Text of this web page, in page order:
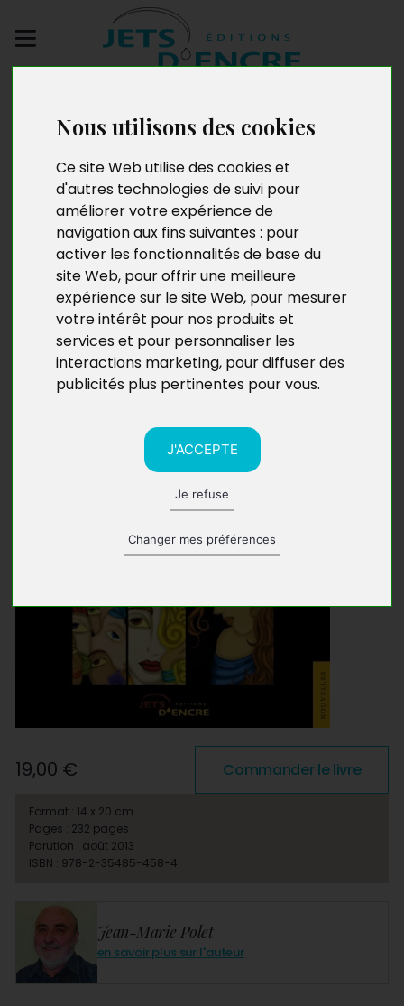
Nous utilisons des cookies
Ce site Web utilise des cookies et
d'autres technologies de suivi pour
améliorer votre expérience de
navigation aux fins suivantes : pour
activer les fonctionnalités de base du
site Web, pour offrir une meilleure
expérience sur le site Web, pour mesurer
votre intérêt pour nos produits et
services et pour personnaliser les
interactions marketing, pour diffuser des
publicités plus pertinentes pour vous.
J'ACCEPTE
Je refuse
Changer mes préférences
La Demoiselle de
Sauveterre
Jean-Marie Polet
en savoir plus sur l'auteur
19,00 € Commander le livre
Format : 14 x 20 cm
Pages : 232 pages
Parution : août 2013
ISBN : 978-2-35485-458-4